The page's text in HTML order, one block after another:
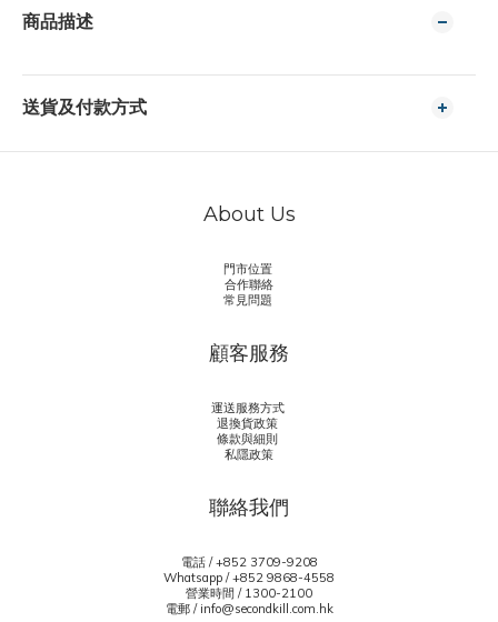
商品描述
送貨及付款方式
About Us
門市位置
合作聯絡
常見問題
顧客服務
運送服務方式
退換貨政策
條款與細則
私隱政策
聯絡我們
電話 / +852 3709-9208
Whatsapp /+852 9868-4558
營業時間 / 1300-2100
電郵 / info@secondkill.com.hk